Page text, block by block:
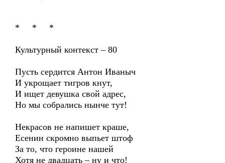
* * *
Культурный контекст – 80
Пусть сердится Антон Иваныч
И укрощает тигров кнут,
И ищет девушка свой адрес,
Но мы собрались нынче тут!
Некрасов не напишет краше,
Есенин скромно выпьет штоф
За то, что героине нашей
Хотя не двадцать – ну и что!